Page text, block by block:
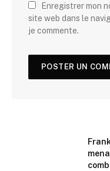
Enregistrer mon
site web dans le
je commente.